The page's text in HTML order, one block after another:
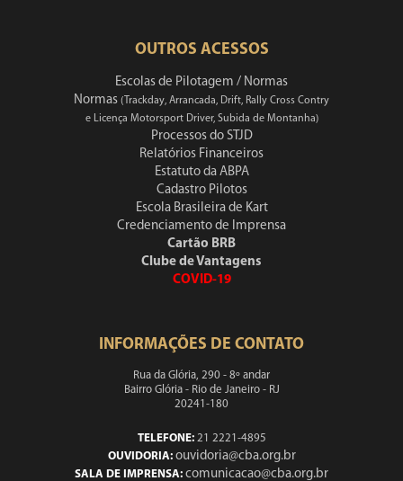
OUTROS ACESSOS
Escolas de Pilotagem / Normas
Normas (Trackday, Arrancada, Drift, Rally Cross Contry
e Licença Motorsport Driver, Subida de Montanha)
Processos do STJD
Relatórios Financeiros
Estatuto da ABPA
Cadastro Pilotos
Escola Brasileira de Kart
Credenciamento de Imprensa
Cartão BRB
Clube de Vantagens
COVID-19
INFORMAÇÕES DE CONTATO
Rua da Glória, 290 - 8º andar
Bairro Glória - Rio de Janeiro - RJ
20241-180
TELEFONE:21 2221-4895
OUVIDORIA: ouvidoria@cba.org.br
SALA DE IMPRENSA: comunicacao@cba.org.br